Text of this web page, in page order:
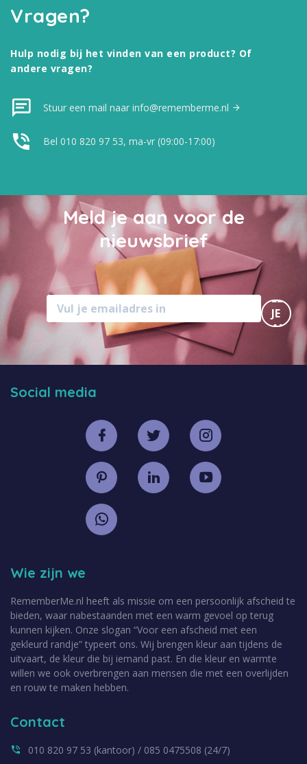
Vragen?
Hulp nodig bij het vinden van een product? Of
andere vragen?
Stuur een mail naar info@rememberme.nl
Bel 010 820 97 53, ma-vr (09:00-17:00)
Meld je aan voor de
nieuwsbrief
MELD
JE
AAN
Contact
010 820 97 53 (kantoor) / 085 0475508 (24/7)
Wie zijn we
RememberMe.nl heeft als missie om een persoonlijk afscheid te
bieden, waar nabestaanden met een warm gevoel op terug
kunnen kijken. Onze slogan “Voor een afscheid met een
gekleurd randje” typeert ons. Wij brengen kleur aan tijdens de
uitvaart, de kleur die bij iemand past. En die kleur en warmte
willen we ook overbrengen aan mensen die met een overlijden
en rouw te maken hebben.
Social media